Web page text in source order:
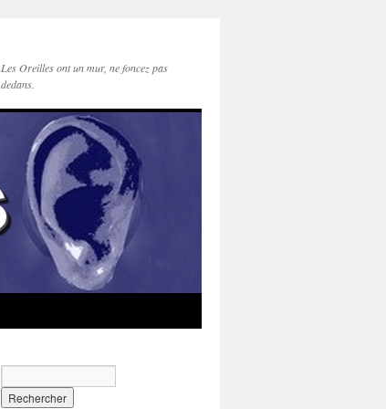
Les Oreilles ont un mur, ne foncez pas
dedans.